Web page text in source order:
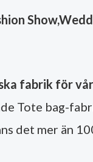
fabrik för
Tote bag-
det mer än